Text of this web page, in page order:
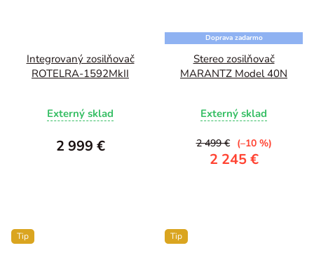
Integrovaný zosilňovač
ROTELRA-1592MkII
Externý sklad
2 999 €
Doprava zadarmo
Stereo zosilňovač
MARANTZ Model 40N
Externý sklad
2 245 €
2 499 € (–10 %)
Tip Tip